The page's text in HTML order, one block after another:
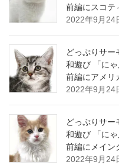
前編にスコテ
2022年9月24
どっぷりサー
和遊び 「に
前編にアメリ
2022年9月24
どっぷりサー
和遊び 「に
前編にメイン
2022年9月24